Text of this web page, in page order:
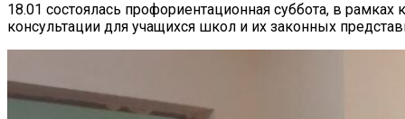
18.01 состоялась профориентационная суббота, в
консультации для учащихся школ и их законных